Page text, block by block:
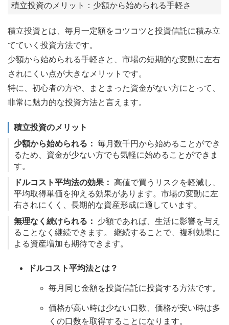
積立投資のメリット：少額から始められる手軽さ
積立投資とは、毎月一定額をコツコツと投資信託に積み立
てていく投資方法です。
少額から始められる手軽さと、市場の短期的な変動に左右
されにくい点が大きなメリットです。
特に、初心者の方や、まとまった資金がない方にとって、
非常に魅力的な投資方法と言えます。
積立投資のメリット
少額から始められる： 毎月数千円から始めることができ
るため、資金が少ない方でも気軽に始めることができま
す。
ドルコスト平均法の効果： 高値で買うリスクを軽減し、
平均取得単価を抑える効果があります。市場の変動に左
右されにくく、長期的な資産形成に適しています。
無理なく続けられる：
少額であれば、生活に影響を与え
ることなく継続できます。 継続することで、複利効果に
よる資産増加も期待できます。
ドルコスト平均法とは？
毎月同じ金額を投資信託に投資する方法です。
価格が高い時は少ない口数、価格が安い時は多
くの口数を取得することになります。